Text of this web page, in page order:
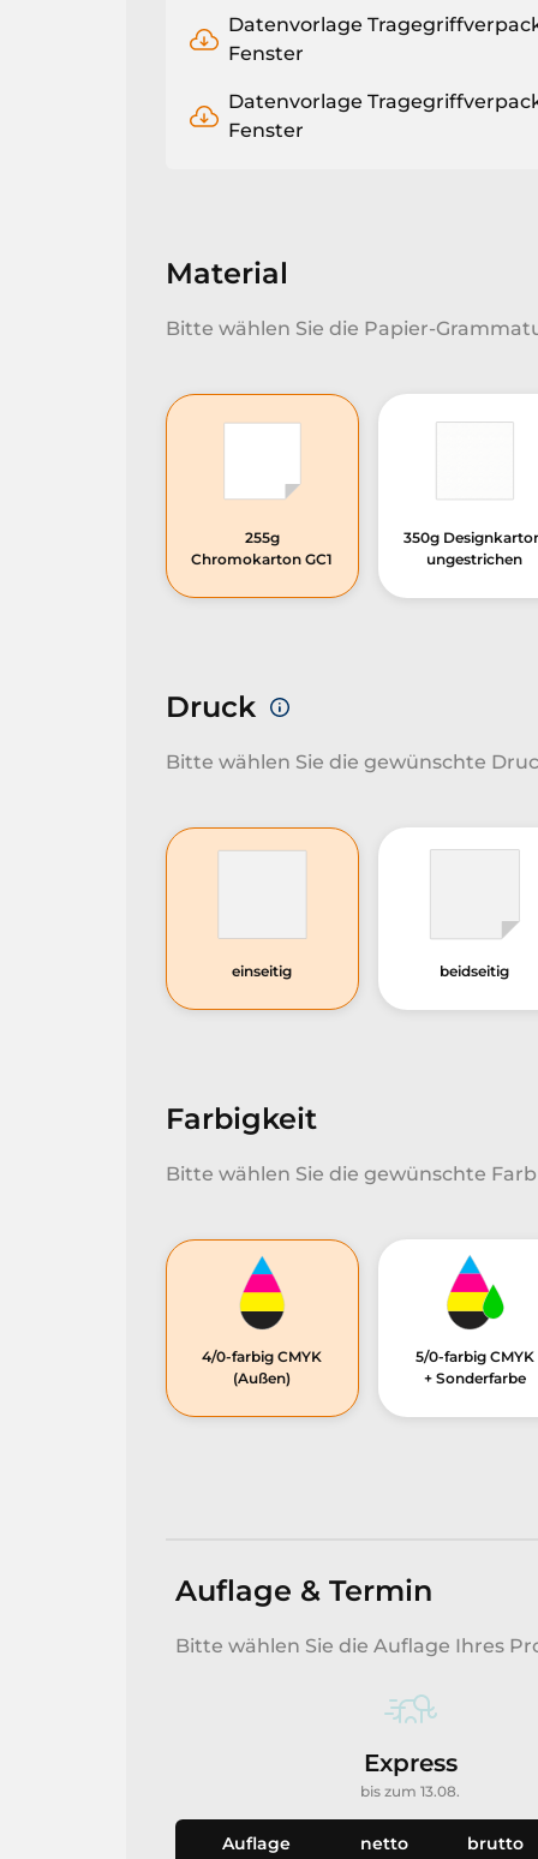
Datenvorlage
Fenster
Datenvorlage
Fenster
Material
Bitte wählen Sie die Papier-
255g
Chromokarton GC1
350g
ungestrichen
Druck
Bitte wählen Sie die gewünschte
einseitig beidseitig
Farbigkeit
Bitte wählen Sie die gewünschte
4/0-farbig CMYK
(Außen)
5/0-farbig CMYK
+ Sonderfarbe
Auflage & Termin
Bitte wählen Sie die Auflage Ihres
Express
bis zum 13.08.
Auflage netto brutto